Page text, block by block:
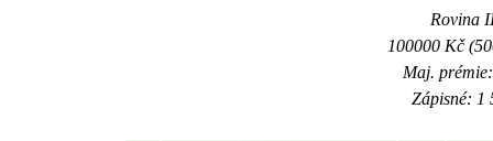
Rovina
100000 Kč
Maj.
Zápisné: 1